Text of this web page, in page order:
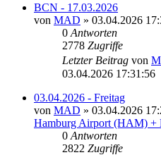
BCN - 17.03.2026
von MAD » 03.04.2026
0 Antworten
2778 Zugriffe
Letzter Beitrag von
03.04.2026 17:31:56
03.04.2026 - Freitag
von MAD » 03.04.2026
Hamburg Airport (HAM) +
0 Antworten
2822 Zugriffe